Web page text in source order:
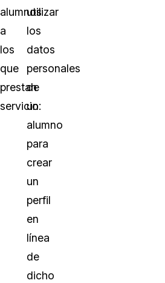
alumnos
a
los
que
prestan
servicio:
utilizar
los
datos
personales
de
un
alumno
para
crear
un
perfil
en
línea
de
dicho